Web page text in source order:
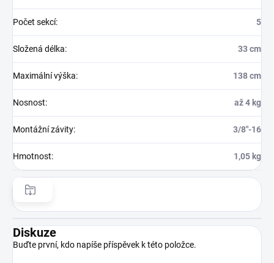
Počet sekcí: 5
Složená délka: 33 cm
Maximální výška: 138 cm
Nosnost: až 4 kg
Montážní závity: 3/8″-16
Hmotnost: 1,05 kg
Diskuze
Buďte první, kdo napíše příspěvek k této položce.